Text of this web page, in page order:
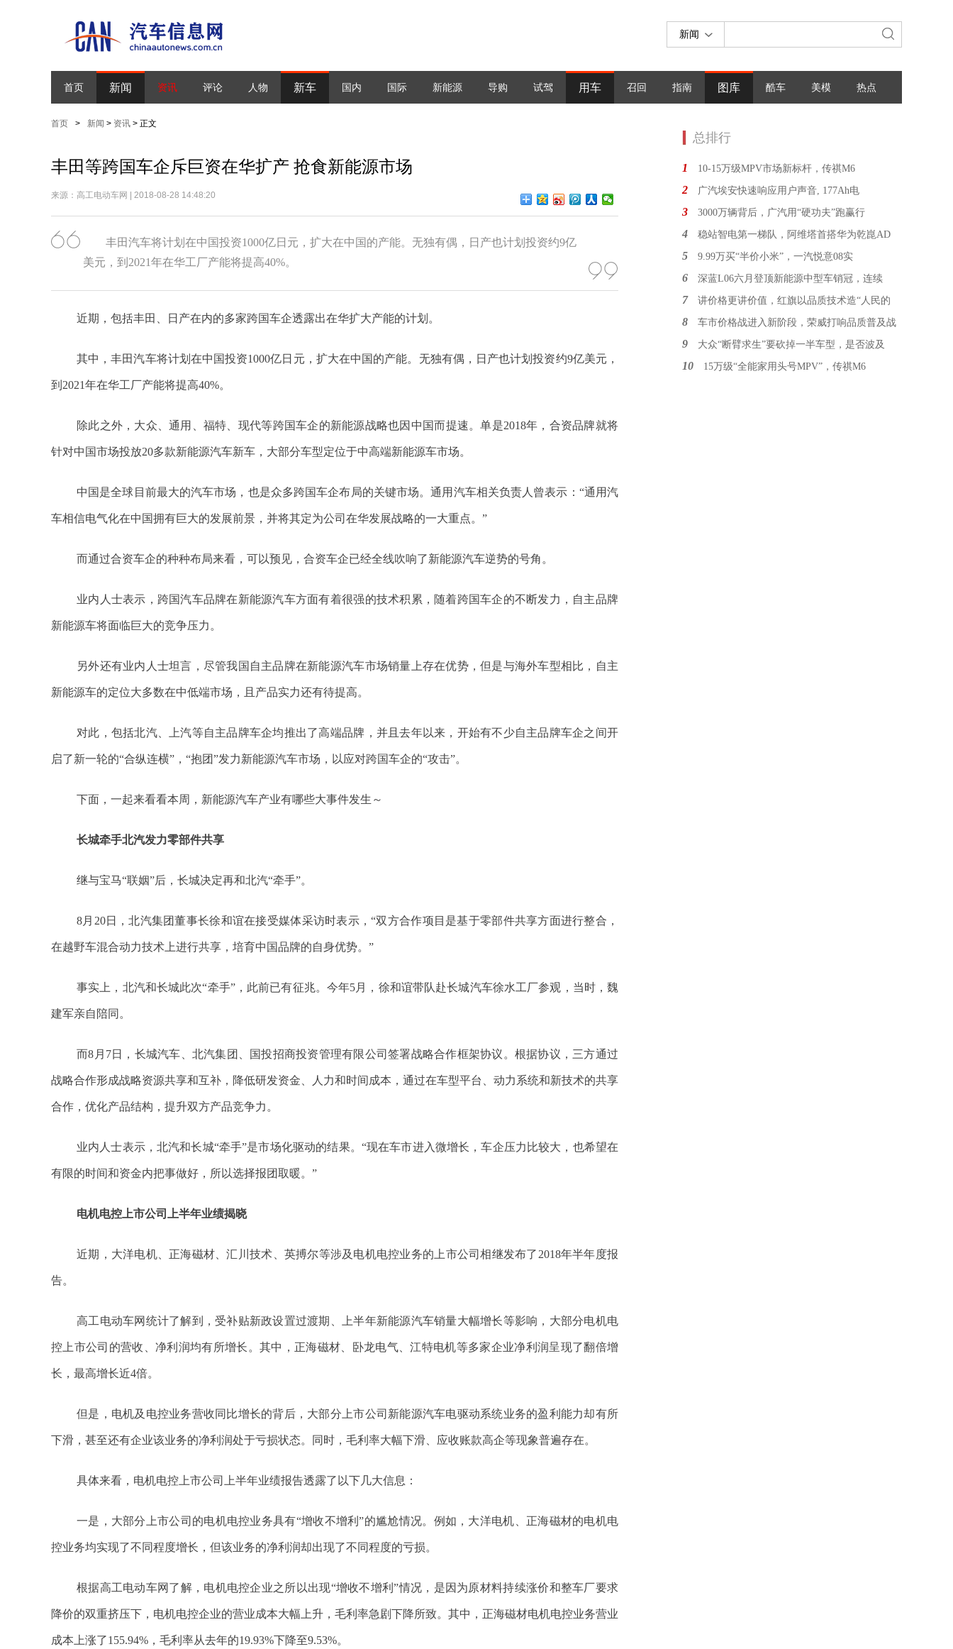
新闻
首页 新闻 资讯 评论 人物 新车 国内 国际 新能源 导购 试驾 用车 召回 指南 图库 酷车 美模 热点
首页 > 新闻 > 资讯 > 正文
丰田等跨国车企斥巨资在华扩产 抢食新能源市场
来源：高工电动车网 | 2018-08-28 14:48:20
丰田汽车将计划在中国投资1000亿日元，扩大在中国的产能。无独有偶，日产也计划投资约9亿
美元，到2021年在华工厂产能将提高40%。
近期，包括丰田、日产在内的多家跨国车企透露出在华扩大产能的计划。
其中，丰田汽车将计划在中国投资1000亿日元，扩大在中国的产能。无独有偶，日产也计划投资约9亿美元，
到2021年在华工厂产能将提高40%。
除此之外，大众、通用、福特、现代等跨国车企的新能源战略也因中国而提速。单是2018年，合资品牌就将
针对中国市场投放20多款新能源汽车新车，大部分车型定位于中高端新能源车市场。
中国是全球目前最大的汽车市场，也是众多跨国车企布局的关键市场。通用汽车相关负责人曾表示：“通用汽
车相信电气化在中国拥有巨大的发展前景，并将其定为公司在华发展战略的一大重点。”
而通过合资车企的种种布局来看，可以预见，合资车企已经全线吹响了新能源汽车逆势的号角。
业内人士表示，跨国汽车品牌在新能源汽车方面有着很强的技术积累，随着跨国车企的不断发力，自主品牌
新能源车将面临巨大的竞争压力。
另外还有业内人士坦言，尽管我国自主品牌在新能源汽车市场销量上存在优势，但是与海外车型相比，自主
新能源车的定位大多数在中低端市场，且产品实力还有待提高。
对此，包括北汽、上汽等自主品牌车企均推出了高端品牌，并且去年以来，开始有不少自主品牌车企之间开
启了新一轮的“合纵连横”，“抱团”发力新能源汽车市场，以应对跨国车企的“攻击”。
下面，一起来看看本周，新能源汽车产业有哪些大事件发生～
长城牵手北汽发力零部件共享
继与宝马“联姻”后，长城决定再和北汽“牵手”。
8月20日，北汽集团董事长徐和谊在接受媒体采访时表示，“双方合作项目是基于零部件共享方面进行整合，
在越野车混合动力技术上进行共享，培育中国品牌的自身优势。”
事实上，北汽和长城此次“牵手”，此前已有征兆。今年5月，徐和谊带队赴长城汽车徐水工厂参观，当时，魏
建军亲自陪同。
而8月7日，长城汽车、北汽集团、国投招商投资管理有限公司签署战略合作框架协议。根据协议，三方通过
战略合作形成战略资源共享和互补，降低研发资金、人力和时间成本，通过在车型平台、动力系统和新技术的共享
合作，优化产品结构，提升双方产品竞争力。
业内人士表示，北汽和长城“牵手”是市场化驱动的结果。“现在车市进入微增长，车企压力比较大，也希望在
有限的时间和资金内把事做好，所以选择报团取暖。”
电机电控上市公司上半年业绩揭晓
近期，大洋电机、正海磁材、汇川技术、英搏尔等涉及电机电控业务的上市公司相继发布了2018年半年度报
告。
高工电动车网统计了解到，受补贴新政设置过渡期、上半年新能源汽车销量大幅增长等影响，大部分电机电
控上市公司的营收、净利润均有所增长。其中，正海磁材、卧龙电气、江特电机等多家企业净利润呈现了翻倍增
长，最高增长近4倍。
但是，电机及电控业务营收同比增长的背后，大部分上市公司新能源汽车电驱动系统业务的盈利能力却有所
下滑，甚至还有企业该业务的净利润处于亏损状态。同时，毛利率大幅下滑、应收账款高企等现象普遍存在。
具体来看，电机电控上市公司上半年业绩报告透露了以下几大信息：
一是，大部分上市公司的电机电控业务具有“增收不增利”的尴尬情况。例如，大洋电机、正海磁材的电机电
控业务均实现了不同程度增长，但该业务的净利润却出现了不同程度的亏损。
根据高工电动车网了解，电机电控企业之所以出现“增收不增利”情况，是因为原材料持续涨价和整车厂要求
降价的双重挤压下，电机电控企业的营业成本大幅上升，毛利率急剧下降所致。其中，正海磁材电机电控业务营业
成本上涨了155.94%，毛利率从去年的19.93%下降至9.53%。
总排行
1 10-15万级MPV市场新标杆，传祺M6
2 广汽埃安快速响应用户声音, 177Ah电
3 3000万辆背后，广汽用“硬功夫”跑赢行
4 稳站智电第一梯队，阿维塔首搭华为乾崑AD
5 9.99万买“半价小米”，一汽悦意08实
6 深蓝L06六月登顶新能源中型车销冠，连续
7 讲价格更讲价值，红旗以品质技术造“人民的
8 车市价格战进入新阶段，荣威打响品质普及战
9 大众“断臂求生”要砍掉一半车型，是否波及
10 15万级“全能家用头号MPV”，传祺M6